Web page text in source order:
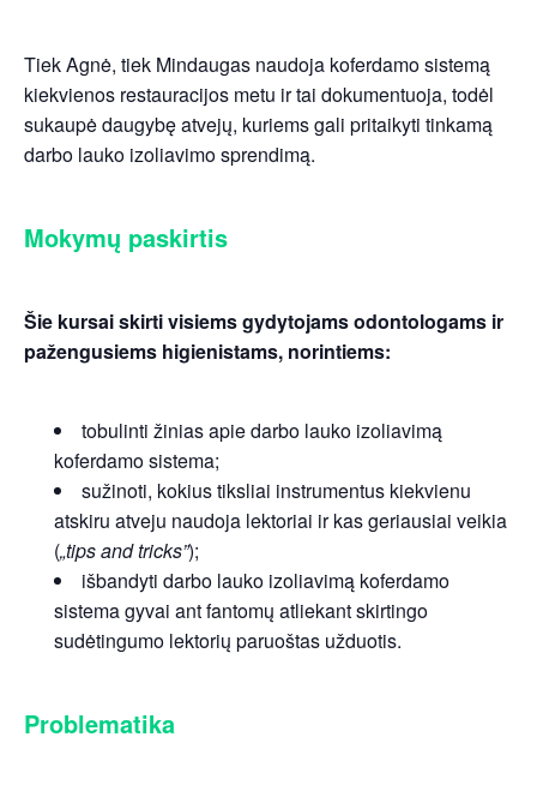
Tiek Agnė, tiek Mindaugas naudoja koferdamo sistemą
kiekvienos restauracijos metu ir tai dokumentuoja, todėl
sukaupė daugybę atvejų, kuriems gali pritaikyti tinkamą
darbo lauko izoliavimo sprendimą.
Mokymų paskirtis
Šie kursai skirti visiems gydytojams odontologams ir
pažengusiems higienistams, norintiems:
tobulinti žinias apie darbo lauko izoliavimą
koferdamo sistema;
sužinoti, kokius tiksliai instrumentus kiekvienu
atskiru atveju naudoja lektoriai ir kas geriausiai veikia
(„tips and tricks”);
išbandyti darbo lauko izoliavimą koferdamo
sistema gyvai ant fantomų atliekant skirtingo
sudėtingumo lektorių paruoštas užduotis.
Problematika